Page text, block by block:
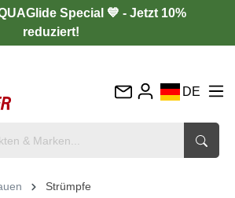
Special 💙 - Jetzt 10%
reduziert!
DE
IT
Strümpfe